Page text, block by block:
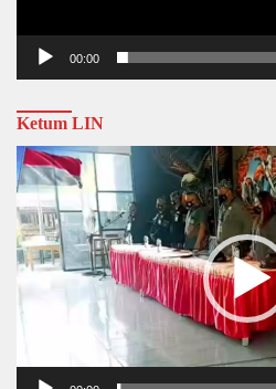
00:00
Ketum LIN
Video
Player